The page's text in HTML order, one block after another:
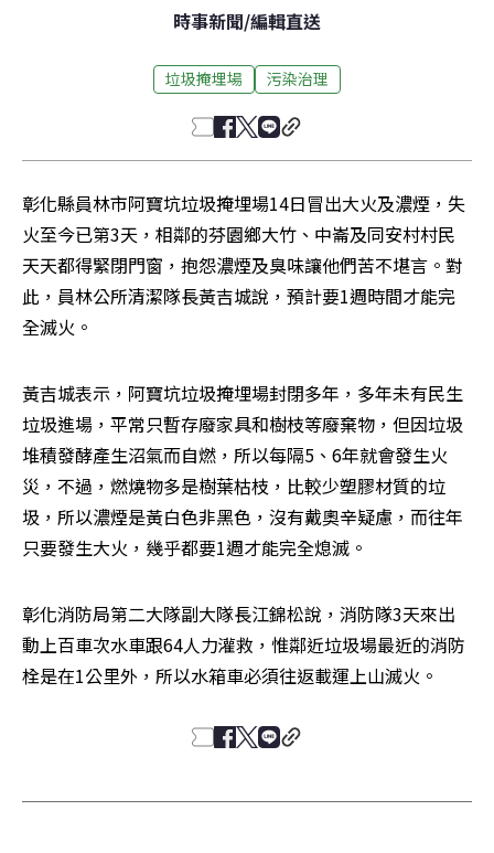
時事新聞/編輯直送
垃圾掩埋場 污染治理
彰化縣員林市阿寶坑垃圾掩埋場14日冒出大火及濃煙，失
火至今已第3天，相鄰的芬園鄉大竹、中崙及同安村村民
天天都得緊閉門窗，抱怨濃煙及臭味讓他們苦不堪言。對
此，員林公所清潔隊長黃吉城說，預計要1週時間才能完
全滅火。
黃吉城表示，阿寶坑垃圾掩埋場封閉多年，多年未有民生
垃圾進場，平常只暫存廢家具和樹枝等廢棄物，但因垃圾
堆積發酵產生沼氣而自燃，所以每隔5、6年就會發生火
災，不過，燃燒物多是樹葉枯枝，比較少塑膠材質的垃
圾，所以濃煙是黃白色非黑色，沒有戴奧辛疑慮，而往年
只要發生大火，幾乎都要1週才能完全熄滅。
彰化消防局第二大隊副大隊長江錦松說，消防隊3天來出
動上百車次水車跟64人力灌救，惟鄰近垃圾場最近的消防
栓是在1公里外，所以水箱車必須往返載運上山滅火。